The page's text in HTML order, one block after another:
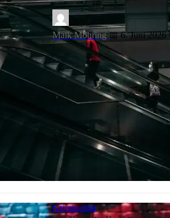
Maik Möhring 📅 6. Juni 2026
Kriminalität